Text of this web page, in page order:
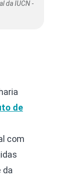
da IUCN -
de
com
da